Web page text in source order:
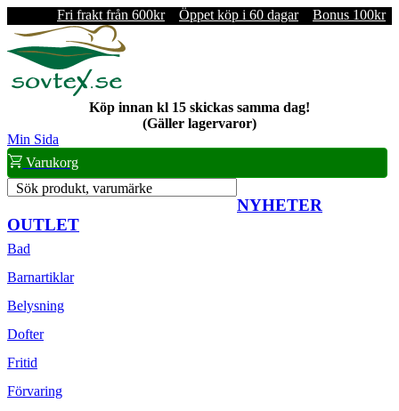
Fri frakt från 600kr Öppet köp i 60 dagar Bonus 100kr
Köp innan kl 15 skickas samma dag!
(Gäller lagervaror)
Min Sida
Varukorg
Sök produkt, varumärke
NYHETER
OUTLET
Bad
Barnartiklar
Belysning
Dofter
Fritid
Förvaring